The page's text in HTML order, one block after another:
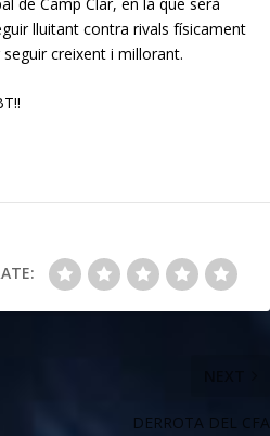
lluitant contra rivals físicament
creixent i millorant.
!!
DERROTA DEL CFA